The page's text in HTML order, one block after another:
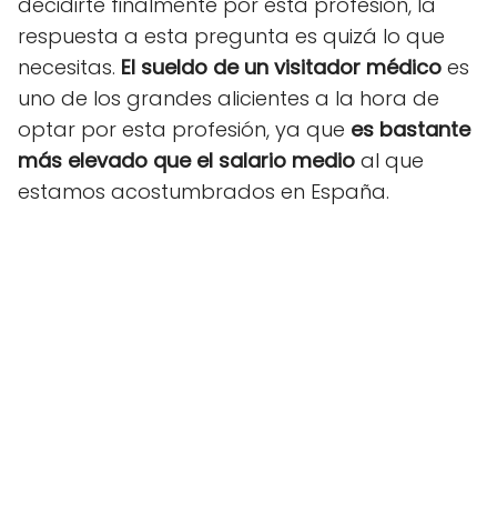
respuesta a esta pregunta es quizá lo que
necesitas. El sueldo de un visitador médico es
uno de los grandes alicientes a la hora de
optar por esta profesión, ya que es bastante
más elevado que el salario medio al que
estamos acostumbrados en España.